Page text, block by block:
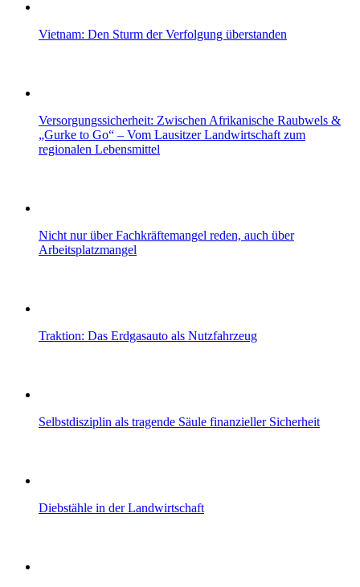
Vietnam: Den Sturm der Verfolgung überstanden
Versorgungssicherheit: Zwischen Afrikanische Raubwels &
„Gurke to Go“ – Vom Lausitzer Landwirtschaft zum
regionalen Lebensmittel
Nicht nur über Fachkräftemangel reden, auch über
Arbeitsplatzmangel
Traktion: Das Erdgasauto als Nutzfahrzeug
Selbstdisziplin als tragende Säule finanzieller Sicherheit
Diebstähle in der Landwirtschaft